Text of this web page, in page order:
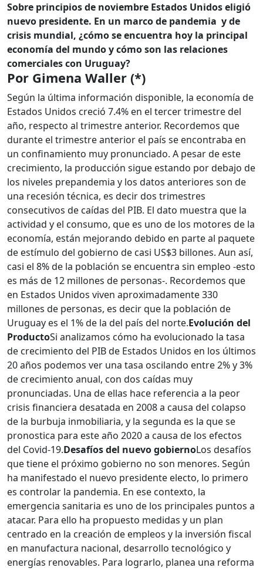
Sobre principios de noviembre Estados Unidos eligió
nuevo presidente. En un marco de pandemia y de
crisis mundial, ¿cómo se encuentra hoy la principal
economía del mundo y cómo son las relaciones
comerciales con Uruguay?
Por Gimena Waller (*)
Según la última información disponible, la economía de
Estados Unidos creció 7.4% en el tercer trimestre del
año, respecto al trimestre anterior. Recordemos que
durante el trimestre anterior el país se encontraba en
un confinamiento muy pronunciado. A pesar de este
crecimiento, la producción sigue estando por debajo de
los niveles prepandemia y los datos anteriores son de
una recesión técnica, es decir dos trimestres
consecutivos de caídas del PIB. El dato muestra que la
actividad y el consumo, que es uno de los motores de la
economía, están mejorando debido en parte al paquete
de estímulo del gobierno de casi US$3 billones. Aun así,
casi el 8% de la población se encuentra sin empleo -esto
es más de 12 millones de personas-. Recordemos que
en Estados Unidos viven aproximadamente 330
millones de personas, es decir que la población de
Uruguay es el 1% de la del país del norte.Evolución del
ProductoSi analizamos cómo ha evolucionado la tasa
de crecimiento del PIB de Estados Unidos en los últimos
20 años podemos ver una tasa oscilando entre 2% y 3%
de crecimiento anual, con dos caídas muy
pronunciadas. Una de ellas hace referencia a la peor
crisis financiera desatada en 2008 a causa del colapso
de la burbuja inmobiliaria, y la segunda es la que se
pronostica para este año 2020 a causa de los efectos
del Covid-19.Desafíos del nuevo gobiernoLos desafíos
que tiene el próximo gobierno no son menores. Según
ha manifestado el nuevo presidente electo, lo primero
es controlar la pandemia. En ese contexto, la
emergencia sanitaria es uno de los principales puntos a
atacar. Para ello ha propuesto medidas y un plan
centrado en la creación de empleos y la inversión fiscal
en manufactura nacional, desarrollo tecnológico y
energías renovables. Para lograrlo, planea una reforma